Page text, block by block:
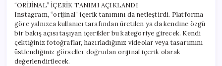
“ORİJİNAL” İÇERİK TANIMI AÇIKLANDI
Instagram, “orijinal” içerik tanımını da netleştirdi. Platforma
göre yalnızca kullanıcı tarafından üretilen ya da kendine özgü
bir bakış açısı taşıyan içerikler bu kategoriye girecek. Kendi
çektiğiniz fotoğraflar, hazırladığınız videolar veya tasarımını
üstlendiğiniz görseller doğrudan orijinal içerik olarak
değerlendirilecek.